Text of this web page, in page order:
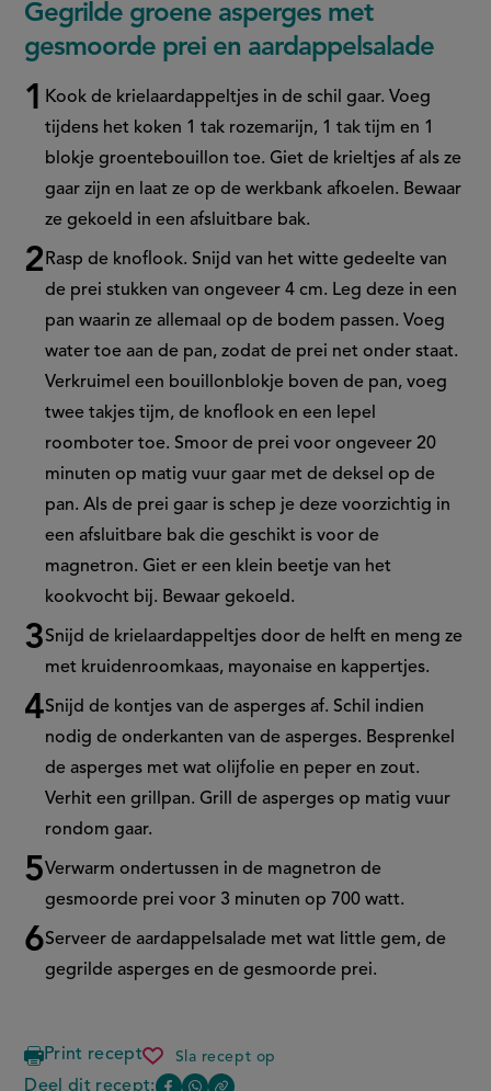
Gegrilde groene asperges met
gesmoorde prei en aardappelsalade
Kook de krielaardappeltjes in de schil gaar. Voeg
tijdens het koken 1 tak rozemarijn, 1 tak tijm en 1
blokje groentebouillon toe. Giet de krieltjes af als ze
gaar zijn en laat ze op de werkbank afkoelen. Bewaar
ze gekoeld in een afsluitbare bak.
Rasp de knoflook. Snijd van het witte gedeelte van
de prei stukken van ongeveer 4 cm. Leg deze in een
pan waarin ze allemaal op de bodem passen. Voeg
water toe aan de pan, zodat de prei net onder staat.
Verkruimel een bouillonblokje boven de pan, voeg
twee takjes tijm, de knoflook en een lepel
roomboter toe. Smoor de prei voor ongeveer 20
minuten op matig vuur gaar met de deksel op de
pan. Als de prei gaar is schep je deze voorzichtig in
een afsluitbare bak die geschikt is voor de
magnetron. Giet er een klein beetje van het
kookvocht bij. Bewaar gekoeld.
Snijd de krielaardappeltjes door de helft en meng ze
met kruidenroomkaas, mayonaise en kappertjes.
Snijd de kontjes van de asperges af. Schil indien
nodig de onderkanten van de asperges. Besprenkel
de asperges met wat olijfolie en peper en zout.
Verhit een grillpan. Grill de asperges op matig vuur
rondom gaar.
Verwarm ondertussen in de magnetron de
gesmoorde prei voor 3 minuten op 700 watt.
Serveer de aardappelsalade met wat little gem, de
gegrilde asperges en de gesmoorde prei.
Print recept Sla recept op
gegrilde
groene
Deel dit recept: